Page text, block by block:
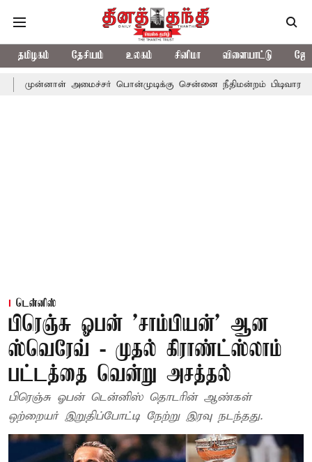
தமிழகம் தேசியம் உலகம் சினிமா விளையாட்டு
அமைச்சர் பொன்முடிக்கு சென்னை நீதிமன்றம் பிடிவாராண்ட்
டென்னிஸ்
பிரெஞ்சு ஓபன் ’சாம்பியன்’ ஆன
ஸ்வெரேவ் - முதல் கிராண்ட்ஸ்லாம்
பட்டத்தை வென்று அசத்தல்
பிரெஞ்சு ஓபன் டென்னிஸ் தொடரின் ஆண்கள்
ஒற்றையர் இறுதிப்போட்டி நேற்று இரவு நடந்தது.